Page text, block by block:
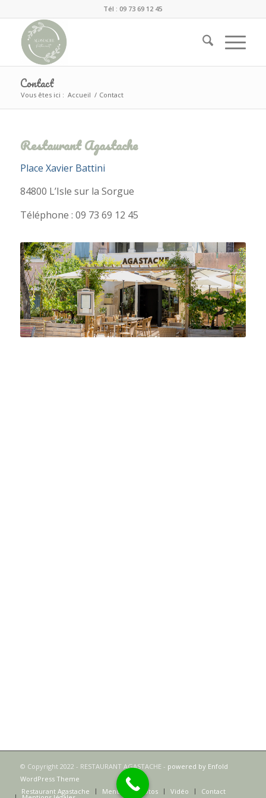
Tél : 09 73 69 12 45
Contact
Vous êtes ici : Accueil / Contact
Restaurant Agastache
Place Xavier Battini
84800 L’Isle sur la Sorgue
Téléphone : 09 73 69 12 45
© Copyright 2022 - RESTAURANT AGASTACHE - powered by Enfold
WordPress Theme
Restaurant Agastache
Menus Photos Vidéo Contact